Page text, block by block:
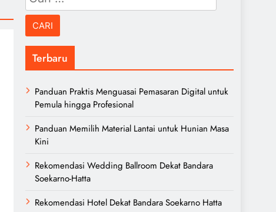
untuk:
Terbaru
Panduan Praktis Menguasai Pemasaran Digital untuk
Pemula hingga Profesional
Panduan Memilih Material Lantai untuk Hunian Masa
Kini
Rekomendasi Wedding Ballroom Dekat Bandara
Soekarno-Hatta
Rekomendasi Hotel Dekat Bandara Soekarno Hatta